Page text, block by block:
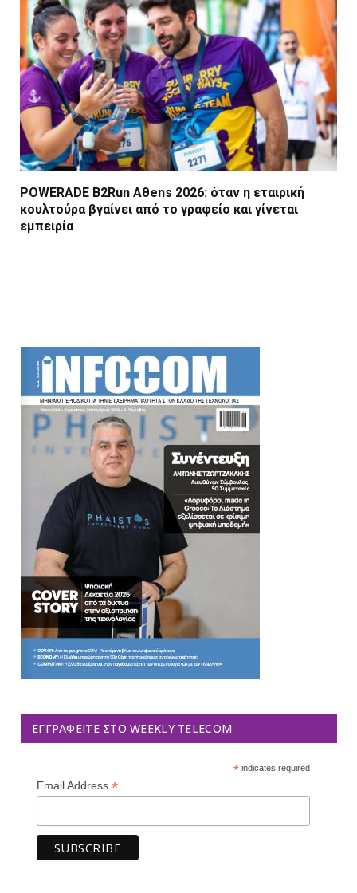
POWERADE B2Run Aθens 2026: όταν η εταιρική
κουλτούρα βγαίνει από το γραφείο και γίνεται
εμπειρία
ΕΓΓΡΑΦΕΊΤΕ ΣΤΟ WEEKLY TELECOM
*indicates required
Email Address *